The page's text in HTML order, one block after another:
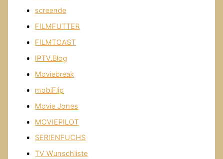
screende
FILMFUTTER
FILMTOAST
IPTV.Blog
Moviebreak
mobiFlip
Movie Jones
MOVIEPILOT
SERIENFUCHS
TV Wunschliste